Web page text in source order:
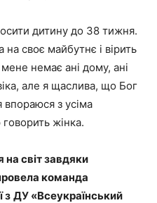
дитину до 38 тижня.
своє майбутнє і вірить
немає ані дому, ані
але я щаслива, що Бог
впораюся з усіма
жінка.
на світ завдяки
команда
з ДУ «Всеукраїнський